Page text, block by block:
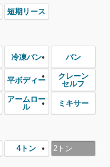
短期リース
冷凍バン バン
平ボディー
クレーン
セルフ
アームロー
ル
ミキサー
4トン 2トン